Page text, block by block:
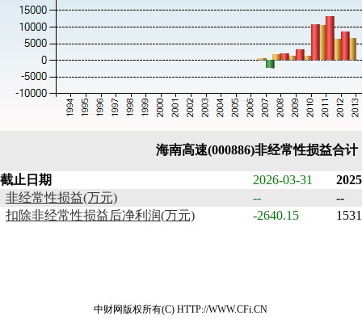
海南高速(000886)非经常性损益合
截止日期 2026-03-31
非经常性损益(万元)
--
--
扣除非经常性损益后净利润(万元)
-2640.15
中财网版权所有(C) HTTP://WWW.CFi.CN